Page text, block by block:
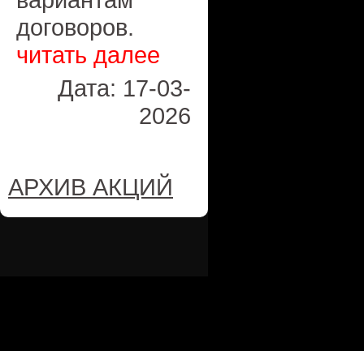
договоров.
читать далее
Дата: 17-03-
2026
АРХИВ АКЦИЙ